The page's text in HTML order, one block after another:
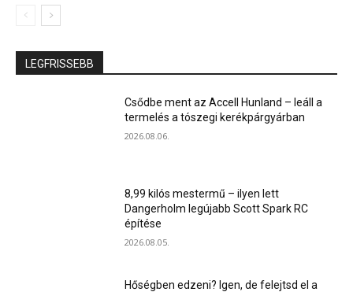
LEGFRISSEBB
Csődbe ment az Accell Hunland – leáll a
termelés a tószegi kerékpárgyárban
2026.08.06.
8,99 kilós mestermű – ilyen lett
Dangerholm legújabb Scott Spark RC
építése
2026.08.05.
Hőségben edzeni? Igen, de felejtsd el a